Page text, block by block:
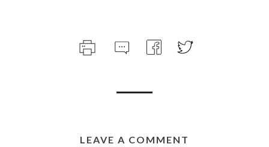
LEAVE A COMMENT